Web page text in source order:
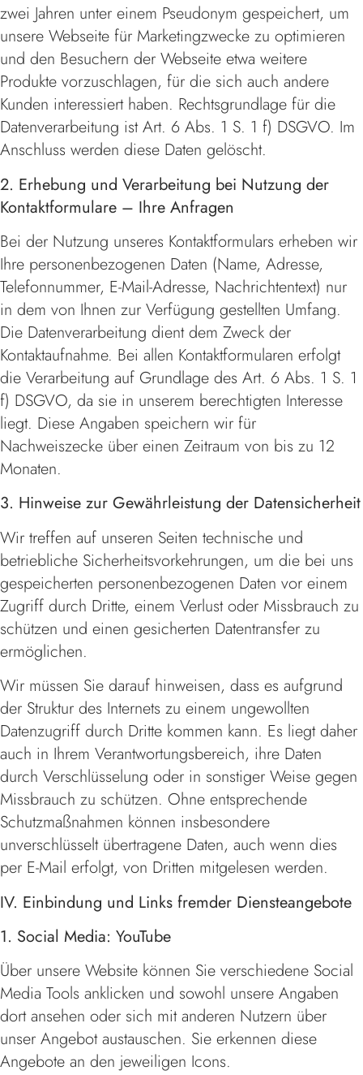
zwei Jahren unter einem Pseudonym gespeichert, um
unsere Webseite für Marketingzwecke zu optimieren
und den Besuchern der Webseite etwa weitere
Produkte vorzuschlagen, für die sich auch andere
Kunden interessiert haben. Rechtsgrundlage für die
Datenverarbeitung ist Art. 6 Abs. 1 S. 1 f) DSGVO. Im
Anschluss werden diese Daten gelöscht.
2. Erhebung und Verarbeitung bei Nutzung der
Kontaktformulare – Ihre Anfragen
Bei der Nutzung unseres Kontaktformulars erheben wir
Ihre personenbezogenen Daten (Name, Adresse,
Telefonnummer, E-Mail-Adresse, Nachrichtentext) nur
in dem von Ihnen zur Verfügung gestellten Umfang.
Die Datenverarbeitung dient dem Zweck der
Kontaktaufnahme. Bei allen Kontaktformularen erfolgt
die Verarbeitung auf Grundlage des Art. 6 Abs. 1 S. 1
f) DSGVO, da sie in unserem berechtigten Interesse
liegt. Diese Angaben speichern wir für
Nachweiszecke über einen Zeitraum von bis zu 12
Monaten.
3. Hinweise zur Gewährleistung der Datensicherheit
Wir treffen auf unseren Seiten technische und
betriebliche Sicherheitsvorkehrungen, um die bei uns
gespeicherten personenbezogenen Daten vor einem
Zugriff durch Dritte, einem Verlust oder Missbrauch zu
schützen und einen gesicherten Datentransfer zu
ermöglichen.
Wir müssen Sie darauf hinweisen, dass es aufgrund
der Struktur des Internets zu einem ungewollten
Datenzugriff durch Dritte kommen kann. Es liegt daher
auch in Ihrem Verantwortungsbereich, ihre Daten
durch Verschlüsselung oder in sonstiger Weise gegen
Missbrauch zu schützen. Ohne entsprechende
Schutzmaßnahmen können insbesondere
unverschlüsselt übertragene Daten, auch wenn dies
per E-Mail erfolgt, von Dritten mitgelesen werden.
IV. Einbindung und Links fremder Diensteangebote
1. Social Media: YouTube
Über unsere Website können Sie verschiedene Social
Media Tools anklicken und sowohl unsere Angaben
dort ansehen oder sich mit anderen Nutzern über
unser Angebot austauschen. Sie erkennen diese
Angebote an den jeweiligen Icons.